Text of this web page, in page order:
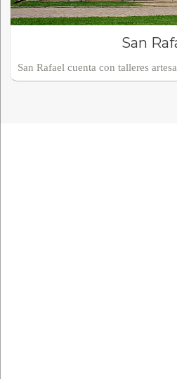
San
San Rafael cuenta con talleres